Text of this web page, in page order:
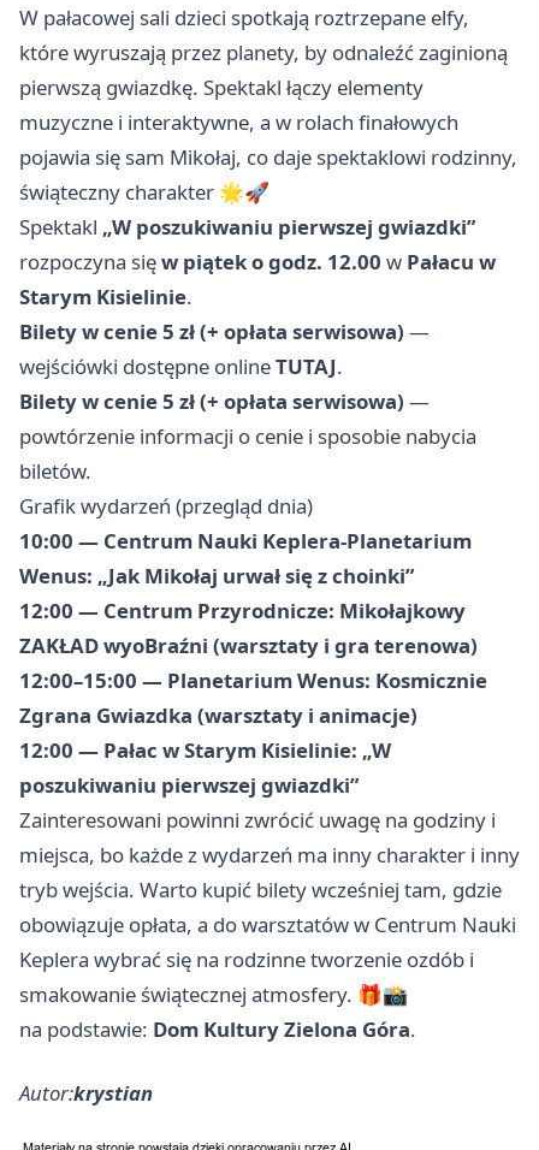
W pałacowej sali dzieci spotkają roztrzepane elfy,
które wyruszają przez planety, by odnaleźć zaginioną
pierwszą gwiazdkę. Spektakl łączy elementy
muzyczne i interaktywne, a w rolach finałowych
pojawia się sam Mikołaj, co daje spektaklowi rodzinny,
świąteczny charakter 🌟🚀
Spektakl „W poszukiwaniu pierwszej gwiazdki”
rozpoczyna sięw piątek o godz. 12.00 w Pałacu w
Starym Kisielinie.
Bilety w cenie 5 zł (+ opłata serwisowa) —
wejściówki dostępne onlineTUTAJ.
Bilety w cenie 5 zł (+ opłata serwisowa) —
powtórzenie informacji o cenie i sposobie nabycia
biletów.
Grafik wydarzeń (przegląd dnia)
10:00 — Centrum Nauki Keplera-Planetarium
Wenus: „Jak Mikołaj urwał się z choinki”
12:00 — Centrum Przyrodnicze: Mikołajkowy
ZAKŁAD wyoBraźni (warsztaty i gra terenowa)
12:00–15:00 — Planetarium Wenus: Kosmicznie
Zgrana Gwiazdka (warsztaty i animacje)
12:00 — Pałac w Starym Kisielinie: „W
poszukiwaniu pierwszej gwiazdki”
Zainteresowani powinni zwrócić uwagę na godziny i
miejsca, bo każde z wydarzeń ma inny charakter i inny
tryb wejścia. Warto kupić bilety wcześniej tam, gdzie
obowiązuje opłata, a do warsztatów w Centrum Nauki
Keplera wybrać się na rodzinne tworzenie ozdób i
smakowanie świątecznej atmosfery. 🎁📸
na podstawie: Dom Kultury Zielona Góra.
Autor:krystian